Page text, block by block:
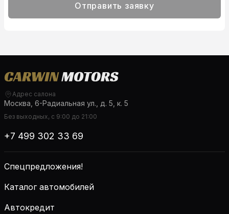
Отправить заявку
Адрес салона
Москва, 6-Радиальная ул., д. 5, к. 5
Без выходных, с 9:00 до 21:00
+7 499 302 33 69
Спецпредложения!
Каталог автомобилей
Автокредит